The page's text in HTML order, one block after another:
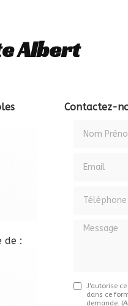
Albert
de :
Contactez-
Message
J'autorise
dans ce
demande.